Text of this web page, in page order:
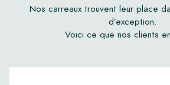
Nos carreaux trouvent leur place
d’exception.
Voici ce que nos clients